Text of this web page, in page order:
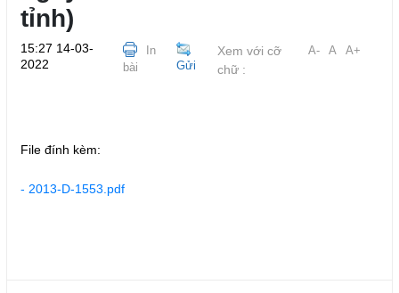
tỉnh)
15:27 14-03-
2022
In
bài
Gửi
Xem với cỡ
chữ :
A- A A+
File đính kèm:
- 2013-D-1553.pdf